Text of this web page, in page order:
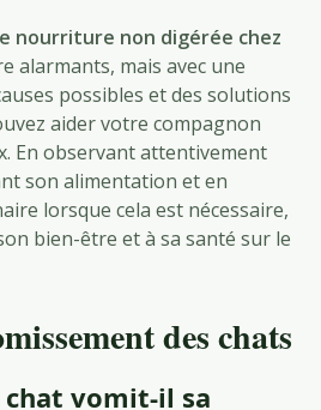
nourriture non digérée chez
alarmants, mais avec une
possibles et des solutions
aider votre compagnon
En observant attentivement
son alimentation et en
lorsque cela est nécessaire,
bien-être et à sa santé sur le
des chats
vomit-il sa